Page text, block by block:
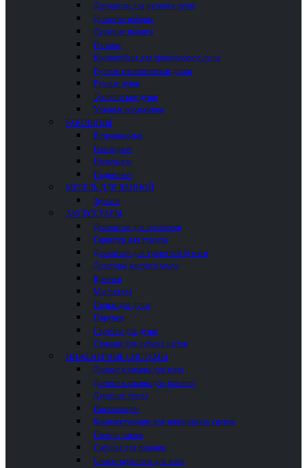
Держатели для ручного душа
Душевые наборы
Душевые шланги
Изливы
Кронштейны для тропического душа
Ручные гигиенические души
Ручные души
Тропические души
Угловые соединения
РАКОВИНЫ
Встраиваемые
Накладные
Напольные
Подвесные
МЕБЕЛЬ ДЛЯ ВАННОЙ
Зеркала
АКСЕССУАРЫ
Держатели для полотенец
Гарнитур для туалета
Держатели для туалетной бумаги
Дозаторы жидкого мыла
Крючки
Мыльницы
Полки для душа
Поручни
Скребки для душа
Стаканы для зубных щеток
ИНЖЕНЕРНЫЕ СИСТЕМЫ
Донные клапаны для ванн
Донные клапаны для раковин
Душевые трапы
Инсталляции
Комплектующие для инженерных систем
Панели смыва
Сифоны для раковин
Сливы-переливы для ванн